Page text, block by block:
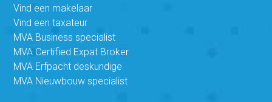
Vind een makelaar
Vind een taxateur
MVA Business specialist
MVA Certified Expat Broker
MVA Erfpacht deskundige
MVA Nieuwbouw specialist